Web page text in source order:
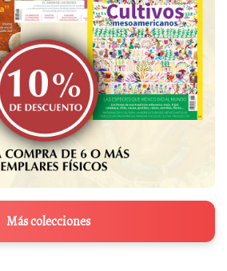
Más colecciones